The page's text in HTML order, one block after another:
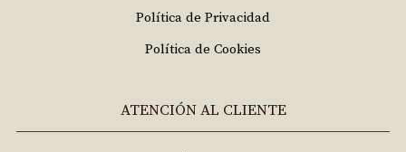
Política de Privacidad
Política de Cookies
ATENCIÓN AL CLIENTE